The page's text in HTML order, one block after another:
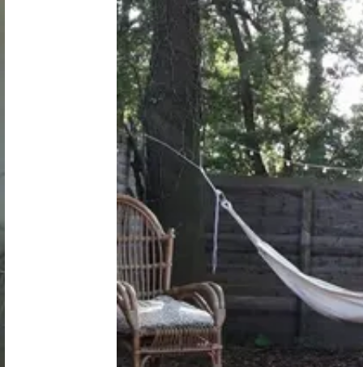
Nieuws / blog
Over Campingzoeker
Veel gestelde vragen
Meld mijn camping aan
Samenwerken / adverteren